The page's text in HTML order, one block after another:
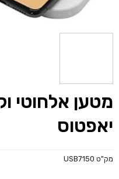
מטען אלחוטי
יאפטוס
מק"ט USB7150